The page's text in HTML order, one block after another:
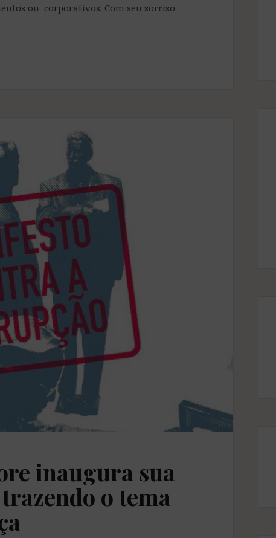
ou corporativos. Com seu sorriso
inaugura sua
o tema